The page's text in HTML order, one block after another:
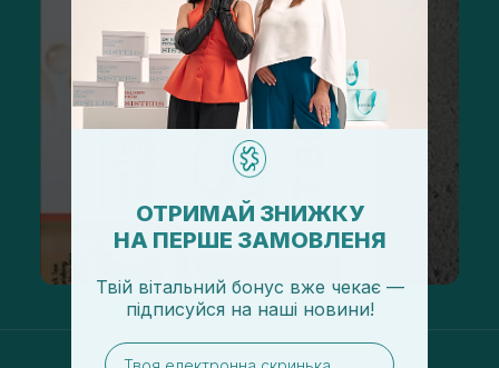
ОТРИМАЙ ЗНИЖКУ
НА ПЕРШЕ ЗАМОВЛЕНЯ
Твій вітальний бонус вже чекає —
підписуйся на наші новини!
email